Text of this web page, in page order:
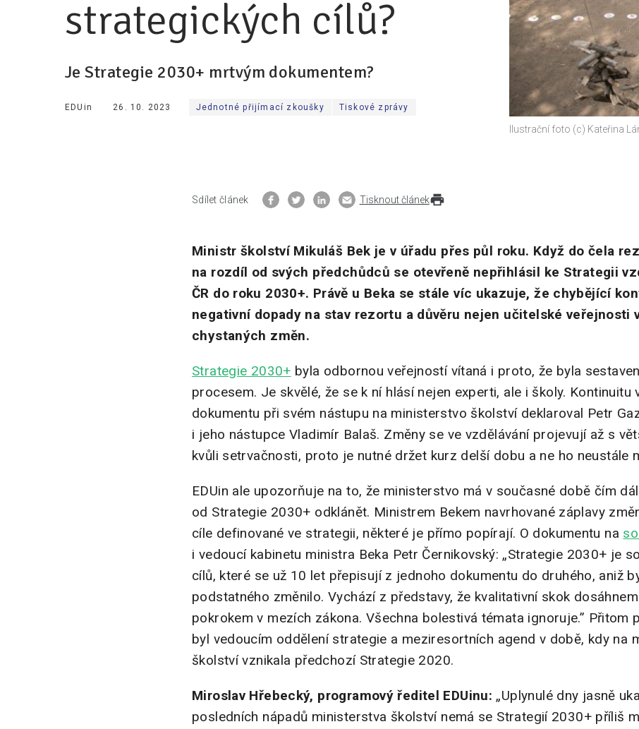
strategických cílů?
Je Strategie 2030+ mrtvým dokumentem?
EDUin 26. 10. 2023 Jednotné přijímací zkoušky Tiskové zprávy
Ilustrační foto (c) Kateřina
Sdílet článek Tisknout článek
Ministr školství Mikuláš Bek je v úřadu přes půl roku. Když do čela
na rozdíl od svých předchůdců se otevřeně nepřihlásil ke Strategii
ČR do roku 2030+. Právě u Beka se stále víc ukazuje, že chybějící
negativní dopady na stav rezortu a důvěru nejen učitelské veřejnosti
chystaných změn.
Strategie 2030+ byla odbornou veřejností vítaná i proto, že byla
procesem. Je skvělé, že se k ní hlásí nejen experti, ale i školy. Kontinuitu
dokumentu při svém nástupu na ministerstvo školství deklaroval Petr
i jeho nástupce Vladimír Balaš. Změny se ve vzdělávání projevují až s
kvůli setrvačnosti, proto je nutné držet kurz delší dobu a ne ho neustále
EDUin ale upozorňuje na to, že ministerstvo má v současné době čím
od Strategie 2030+ odklánět. Ministrem Bekem navrhované záplavy
cíle definované ve strategii, některé je přímo popírají. O dokumentu na
i vedoucí kabinetu ministra Beka Petr Černikovský: „Strategie 2030+ je
cílů, které se už 10 let přepisují z jednoho dokumentu do druhého, aniž
podstatného změnilo. Vychází z představy, že kvalitativní skok
pokrokem v mezích zákona. Všechna bolestivá témata ignoruje.” Přitom
byl vedoucím oddělení strategie a meziresortních agend v době, kdy na
školství vznikala předchozí Strategie 2020.
Miroslav Hřebecký, programový ředitel EDUinu: „Uplynulé dny jasně
posledních nápadů ministerstva školství nemá se Strategií 2030+ příliš